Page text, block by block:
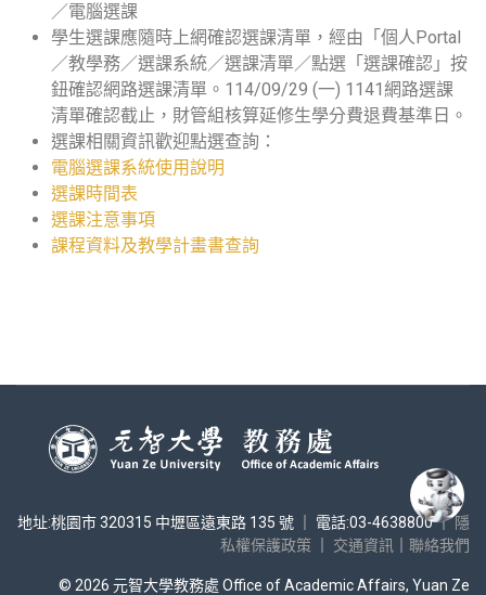
／電腦選課
學生選課應隨時上網確認選課清單，經由「個人Portal
／教學務／選課系統／選課清單／點選「選課確認」按
鈕確認網路選課清單。114/09/29 (一) 1141網路選課
清單確認截止，財管組核算延修生學分費退費基準日。
選課相關資訊歡迎點選查詢：
電腦選課系統使用說明
選課時間表
選課注意事項
課程資料及教學計畫書查詢
地址:桃園市 320315 中壢區遠東路 135 號 ｜ 電話:03-4638800 ｜隱
私權保護政策
交通資訊 聯絡我們
© 2026 元智大學教務處 Office of Academic Affairs, Yuan Ze